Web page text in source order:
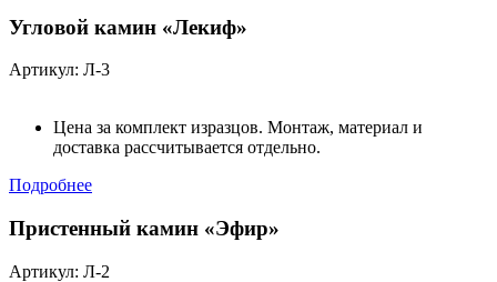
Угловой камин «Лекиф»
Артикул: Л-3
Цена за комплект изразцов. Монтаж, материал и
доставка рассчитывается отдельно.
Подробнее
Пристенный камин «Эфир»
Артикул: Л-2